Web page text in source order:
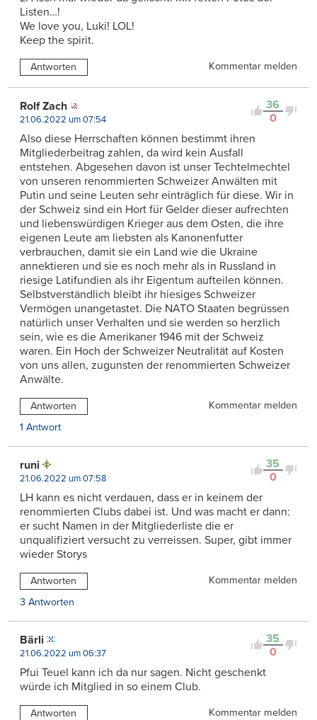
Listen…!
We love you, Luki! LOL!
Keep the spirit.
Antworten Kommentar melden
36
0
Rolf Zach
21.06.2022 um 07:54
Also diese Herrschaften können bestimmt ihren
Mitgliederbeitrag zahlen, da wird kein Ausfall
entstehen. Abgesehen davon ist unser Techtelmechtel
von unseren renommierten Schweizer Anwälten mit
Putin und seine Leuten sehr einträglich für diese. Wir in
der Schweiz sind ein Hort für Gelder dieser aufrechten
und liebenswürdigen Krieger aus dem Osten, die ihre
eigenen Leute am liebsten als Kanonenfutter
verbrauchen, damit sie ein Land wie die Ukraine
annektieren und sie es noch mehr als in Russland in
riesige Latifundien als ihr Eigentum aufteilen können.
Selbstverständlich bleibt ihr hiesiges Schweizer
Vermögen unangetastet. Die NATO Staaten begrüssen
natürlich unser Verhalten und sie werden so herzlich
sein, wie es die Amerikaner 1946 mit der Schweiz
waren. Ein Hoch der Schweizer Neutralität auf Kosten
von uns allen, zugunsten der renommierten Schweizer
Anwälte.
Antworten
Kommentar melden
1 Antwort
35
0
runi
21.06.2022 um 07:58
LH kann es nicht verdauen, dass er in keinem der
renommierten Clubs dabei ist. Und was macht er dann:
er sucht Namen in der Mitgliederliste die er
unqualifiziert versucht zu verreissen. Super, gibt immer
wieder Storys
Antworten
Kommentar melden
3 Antworten
35
0
Bärli
21.06.2022 um 06:37
Pfui Teuel kann ich da nur sagen. Nicht geschenkt
würde ich Mitglied in so einem Club.
Antworten Kommentar melden